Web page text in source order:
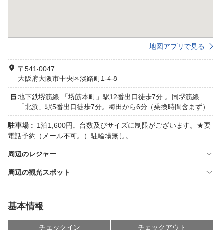
地図アプリで見る
〒541-0047
大阪府大阪市中央区淡路町1-4-8
地下鉄堺筋線 「堺筋本町」駅12番出口徒歩7分 。同堺筋線
「北浜」駅5番出口徒歩7分。梅田から6分（乗換時間含まず）
駐車場 :
1泊1,600円。台数及びサイズに制限がございます。★要
電話予約（メール不可。）駐輪場無し。
周辺のレジャー
周辺の観光スポット
基本情報
チェックイン チェックアウト